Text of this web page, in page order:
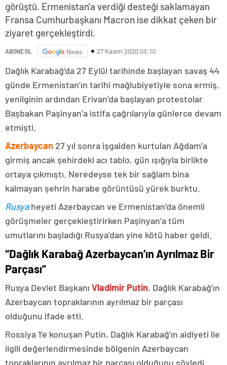
görüştü. Ermenistan'a verdiği desteği saklamayan
Fransa Cumhurbaşkanı Macron ise dikkat çeken bir
ziyaret gerçekleştirdi.
ABONE OL News 27 Kasım 2020 03:10
Dağlık Karabağ’da 27 Eylül tarihinde başlayan savaş 44
günde Ermenistan’ın tarihi mağlubiyetiyle sona ermiş,
yenilginin ardından Erivan’da başlayan protestolar
Başbakan Paşinyan’a istifa çağrılarıyla günlerce devam
etmişti.
Azerbaycan 27 yıl sonra işgalden kurtulan Ağdam’a
girmiş ancak şehirdeki acı tablo, gün ışığıyla birlikte
ortaya çıkmıştı. Neredeyse tek bir sağlam bina
kalmayan şehrin harabe görüntüsü yürek burktu.
Rusyaheyeti Azerbaycan ve Ermenistan’da önemli
görüşmeler gerçekleştirirken Paşinyan’a tüm
umutlarını başladığı Rusya’dan yine kötü haber geldi.
“Dağlık Karabağ Azerbaycan’ın Ayrılmaz Bir
Parçası”
Rusya Devlet Başkanı Vladimir Putin, Dağlık Karabağ’ın
Azerbaycan topraklarının ayrılmaz bir parçası
olduğunu ifade etti.
Rossiya 1’e konuşan Putin, Dağlık Karabağ’ın aidiyeti ile
ilgili değerlendirmesinde bölgenin Azerbaycan
topraklarının ayrılmaz bir parçası olduğunu söyledi.